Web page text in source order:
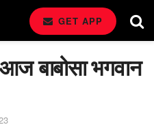
GET APP
बाबोसा भगवान